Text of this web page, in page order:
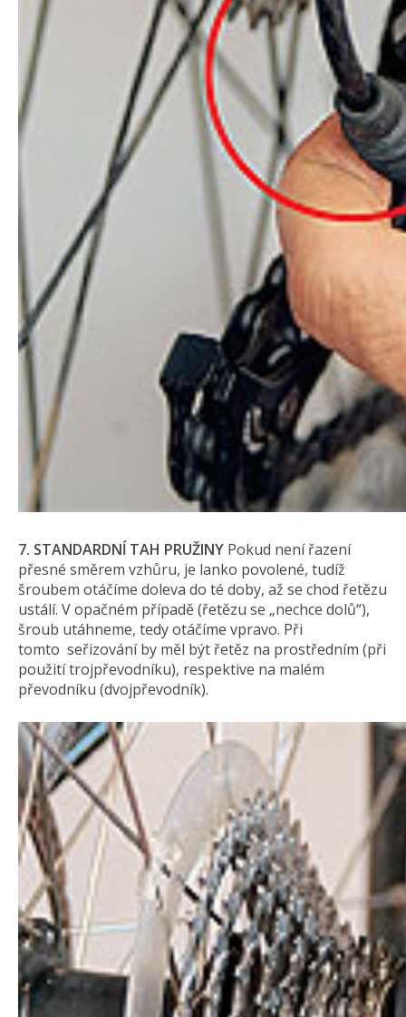
7. STANDARDNĺ TAH PRUŽINY Pokud není řazení
přesné směrem vzhůru, je lanko povolené, tudíž
šroubem otáčíme doleva do té doby, až se chod řetězu
ustálí. V opačném případě (řetězu se „nechce dolů“),
šroub utáhneme, tedy otáčíme vpravo. Při
tomto seřizování by měl být řetěz na prostředním (při
použití trojpřevodníku), respektive na malém
převodníku (dvojpřevodník).